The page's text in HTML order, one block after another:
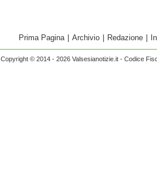
Prima Pagina Archivio Redazione
Copyright © 2014 - 2026 Valsesianotizie.it - Codice